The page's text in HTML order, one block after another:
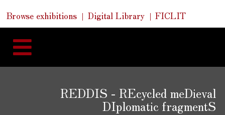
navigation
Quick
Links
Browse exhibitions Digital Library FICLIT
REDDIS - REcycled meDieval
DIplomatic fragmentS